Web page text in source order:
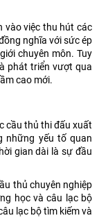
vào việc thu hút các
nghĩa với sức ép
chuyên môn. Tuy
phát triển vượt qua
cao mới.
cầu thủ thi đấu xuất
những yếu tố quan
gian dài là sự đầu
thủ chuyên nghiệp
học và câu lạc bộ
lạc bộ tìm kiếm và